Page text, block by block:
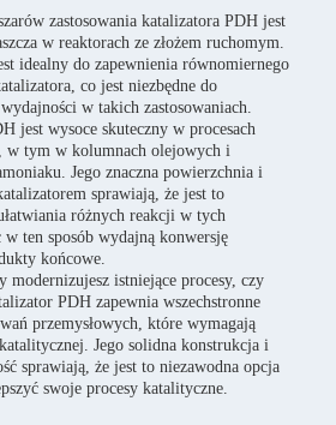
zastosowania katalizatora PDH jest
w reaktorach ze złożem ruchomym.
idealny do zapewnienia równomiernego
co jest niezbędne do
w takich zastosowaniach.
jest wysoce skuteczny w procesach
tym w kolumnach olejowych i
Jego znaczna powierzchnia i
sprawiają, że jest to
różnych reakcji w tych
w ten sposób wydajną konwersję
końcowe.
modernizujesz istniejące procesy, czy
PDH zapewnia wszechstronne
przemysłowych, które wymagają
Jego solidna konstrukcja i
sprawiają, że jest to niezawodna opcja
swoje procesy katalityczne.